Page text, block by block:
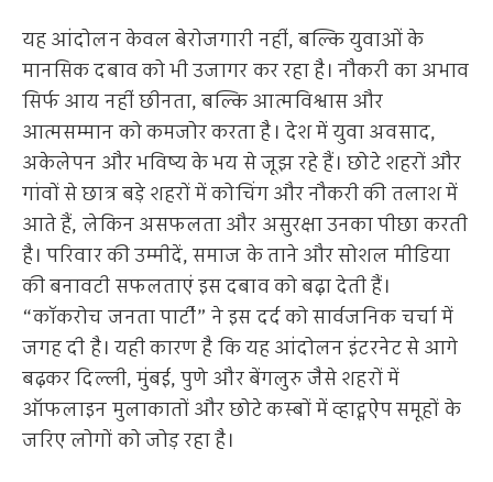
यह आंदोलन केवल बेरोजगारी नहीं, बल्कि युवाओं के
मानसिक दबाव को भी उजागर कर रहा है। नौकरी का अभाव
सिर्फ आय नहीं छीनता, बल्कि आत्मविश्वास और
आत्मसम्मान को कमजोर करता है। देश में युवा अवसाद,
अकेलेपन और भविष्य के भय से जूझ रहे हैं। छोटे शहरों और
गांवों से छात्र बड़े शहरों में कोचिंग और नौकरी की तलाश में
आते हैं, लेकिन असफलता और असुरक्षा उनका पीछा करती
है। परिवार की उम्मीदें, समाज के ताने और सोशल मीडिया
की बनावटी सफलताएं इस दबाव को बढ़ा देती हैं।
“कॉकरोच जनता पार्टी” ने इस दर्द को सार्वजनिक चर्चा में
जगह दी है। यही कारण है कि यह आंदोलन इंटरनेट से आगे
बढ़कर दिल्ली, मुंबई, पुणे और बेंगलुरु जैसे शहरों में
ऑफलाइन मुलाकातों और छोटे कस्बों में व्हाट्सऐप समूहों के
जरिए लोगों को जोड़ रहा है।